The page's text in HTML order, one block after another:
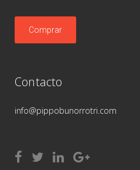
Comprar
Contacto
info@pippobunorrotri.com